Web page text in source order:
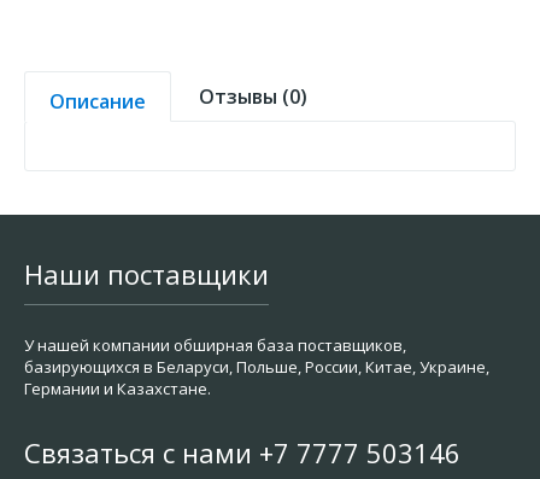
Описание Отзывы (0)
Наши поставщики
У нашей компании обширная база поставщиков,
базирующихся в Беларуси, Польше, России, Китае, Украине,
Германии и Казахстане.
Связаться с нами +7 7777 503146